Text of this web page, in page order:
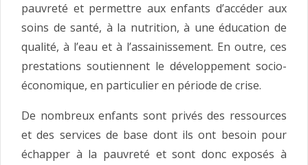
pauvreté et permettre aux enfants d’accéder aux
soins de santé, à la nutrition, à une éducation de
qualité, à l’eau et à l’assainissement. En outre, ces
prestations soutiennent le développement socio-
économique, en particulier en période de crise.
De nombreux enfants sont privés des ressources
et des services de base dont ils ont besoin pour
échapper à la pauvreté et sont donc exposés à